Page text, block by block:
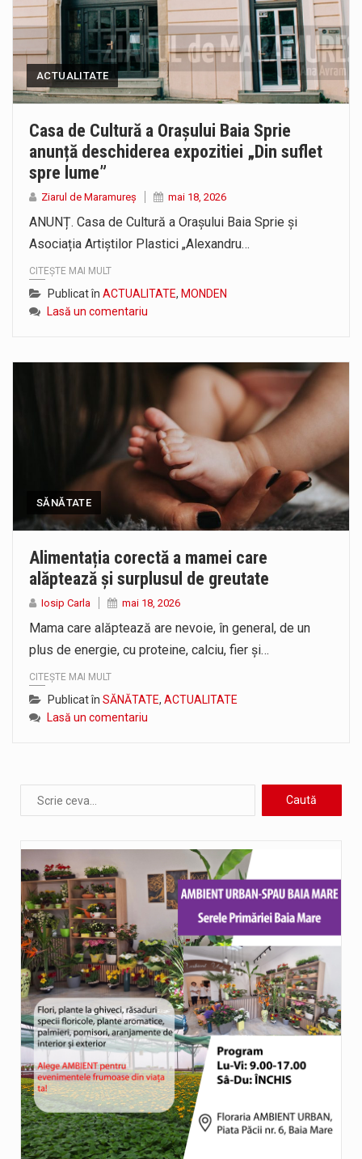
ACTUALITATE
Casa de Cultură a Orașului Baia Sprie
anunță deschiderea expozitiei „Din suflet
spre lume”
Ziarul de Maramureș mai 18, 2026
ANUNȚ. Casa de Cultură a Orașului Baia Sprie și
Asociația Artiștilor Plastici „Alexandru…
CITEȘTE MAI MULT
Publicat în ACTUALITATE, MONDEN
Lasă un comentariu
SĂNĂTATE
Alimentația corectă a mamei care
alăptează și surplusul de greutate
Iosip Carla mai 18, 2026
Mama care alăptează are nevoie, în general, de un
plus de energie, cu proteine, calciu, fier și…
CITEȘTE MAI MULT
Publicat în SĂNĂTATE, ACTUALITATE
Lasă un comentariu